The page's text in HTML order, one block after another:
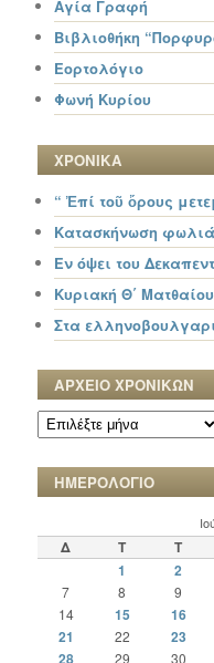
Αγία Γραφή
Βιβλιοθήκη
Εορτολόγιο
Φωνή Κυρίου
ΧΡΟΝΙΚΑ
“ Ἐπί τοῦ ὄρους
Κατασκήνωση
Εν όψει του
Κυριακή Θ΄ Ματθαίου
Στα
ΑΡΧΕΙΟ ΧΡΟΝΙΚΩΝ
ΑΡΧΕΙΟ
ΧΡΟΝΙΚΩΝ
ΗΜΕΡΟΛΟΓΙΟ
Δ Τ Τ
1
2
7
8 9
14
15 16
21 22 23
28
29 30